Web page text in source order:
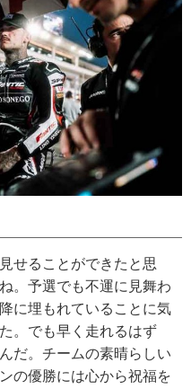
せることができたと思
。予選でも不運に見舞わ
に埋もれていることに気
。でも早く走れるはず
だ。チームの素晴らしい
の優勝には心から祝福を